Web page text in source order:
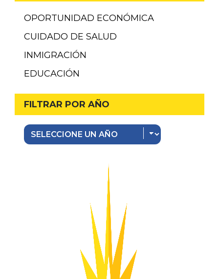
OPORTUNIDAD ECONÓMICA
CUIDADO DE SALUD
INMIGRACIÓN
EDUCACIÓN
FILTRAR POR AÑO